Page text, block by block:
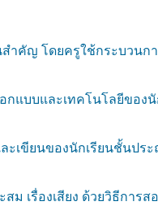
ำคัญ โดยครูใช้กระบวน
กแบบและเทคโนโลยีขอ
เขียนของนักเรียนชั้นปร
ม เรื่องเสียง ด้วยวิธีกา